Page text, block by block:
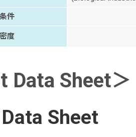
件
度
Data Sheet＞
Sheet